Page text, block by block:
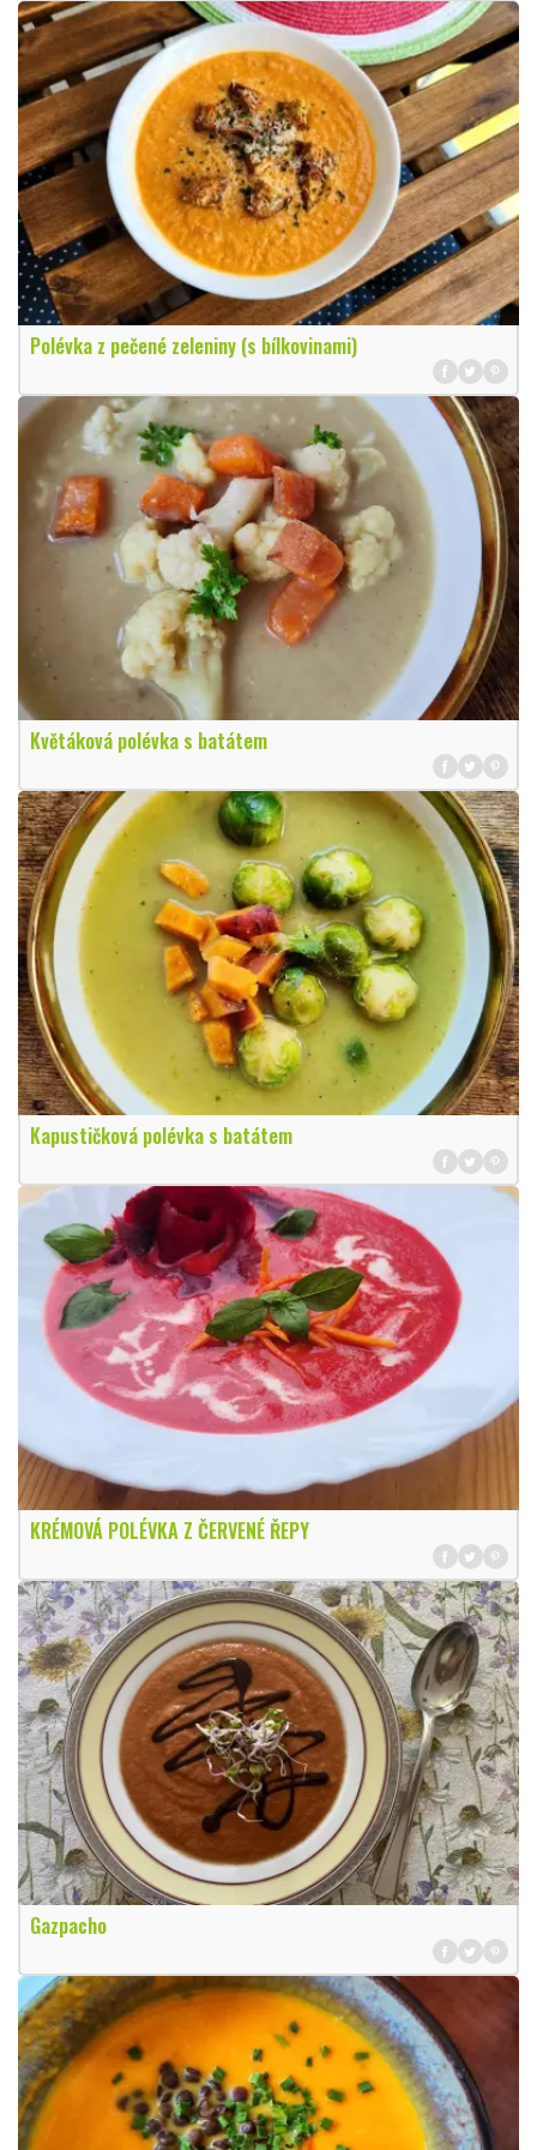
Polévka z pečené zeleniny (s bílkovinami)
Květáková polévka s batátem
Kapustičková polévka s batátem
KRÉMOVÁ POLÉVKA Z ČERVENÉ ŘEPY
Gazpacho